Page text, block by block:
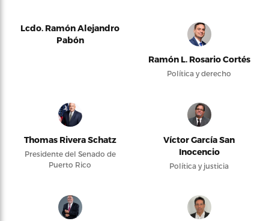
Lcdo. Ramón Alejandro
Pabón
Ramón L. Rosario Cortés
Política y derecho
Thomas Rivera Schatz
Presidente del Senado de
Puerto Rico
Víctor García San
Inocencio
Política y justicia